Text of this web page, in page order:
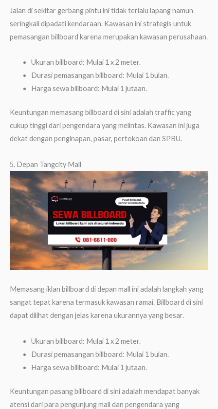
Jalan di sekitar gerbang pintu ini tidak terlalu lapang namun
seringkali dipadati kendaraan. Kawasan ini strategis untuk
pemasangan billboard karena merupakan kawasan perusahaan.
Ukuran billboard: Mulai 1 x 2 meter.
Durasi pemasangan billboard: Mulai 1 bulan.
Harga sewa billboard: Mulai 1 jutaan.
Keuntungan memasang billboard di sini adalah traffic yang
cukup tinggi dari pengendara yang melintas. Kawasan ini juga
dekat dengan penginapan, pasar, pertokoan dan SPBU.
5. Depan Tangcity Mall
Memasang iklan billboard di depan mall ini adalah langkah yang
sangat tepat karena termasuk kawasan ramai. Billboard di sini
dapat dilihat dengan jelas karena ukurannya yang besar.
Ukuran billboard: Mulai 1 x 2 meter.
Durasi pemasangan billboard: Mulai 1 bulan.
Harga sewa billboard: Mulai 1 jutaan.
Keuntungan pasang billboard di sini adalah mendapat banyak
atensi dari para pengunjung mall dan pengendara yang